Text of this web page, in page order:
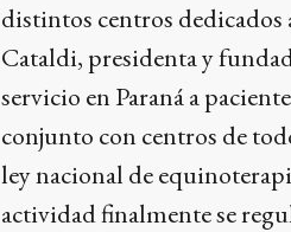
distintos centros dedicados
Cataldi, presidenta y
servicio en Paraná a
conjunto con centros de
ley nacional de
actividad finalmente se